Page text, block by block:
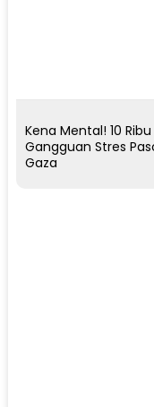
Kena Mental! 10
Gangguan Stres
Gaza